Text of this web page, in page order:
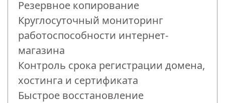
Резервное копирование
Круглосуточный мониторинг
работоспособности интернет-
магазина
Контроль срока регистрации домена,
хостинга и сертификата
Быстрое восстановление